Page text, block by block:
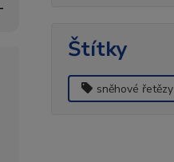
Štítky
sněhové řetězy